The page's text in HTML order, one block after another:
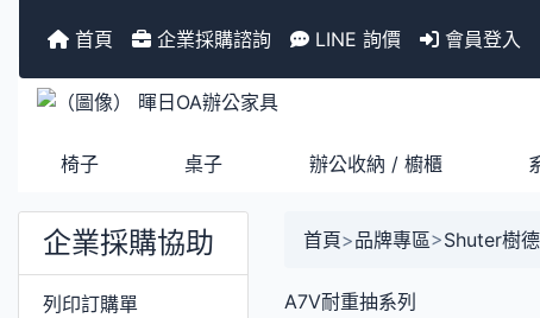
首頁 企業採購諮詢 LINE 詢價 會員登入
椅子 桌子 辦公收納 / 櫥櫃
企業採購協助
列印訂購單
首頁>品牌專區>Shuter樹
A7V耐重抽系列